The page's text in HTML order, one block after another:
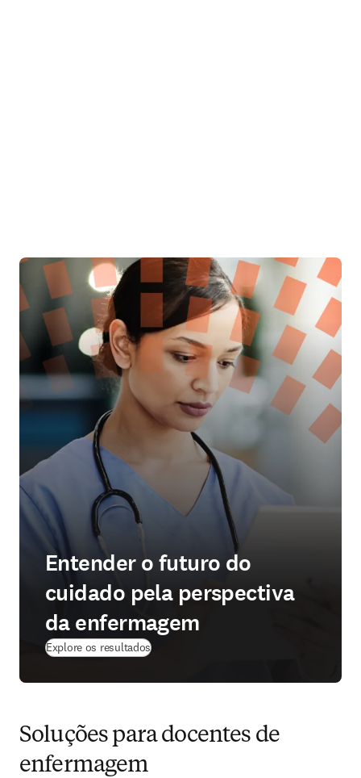
Entender o futuro do
cuidado pela perspectiva
da enfermagem
Explore os resultados
Soluções para docentes de
enfermagem